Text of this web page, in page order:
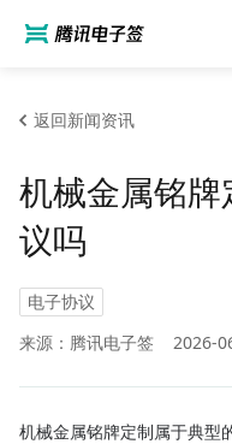
返回新闻资讯
机械金属铭
议吗
电子协议
来源：腾讯电子签
2026-
机械金属铭牌定制属于典型